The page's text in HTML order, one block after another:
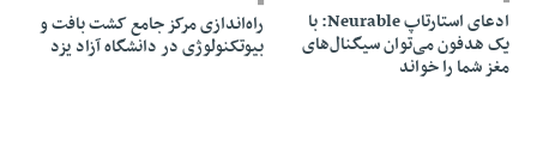
ادعای استارتاپ Neurable: با
یک هدفون می‌توان سیگنال‌های
مغز شما را خواند
راه‌اندازی مرکز جامع کشت بافت و
بیوتکنولوژی در دانشگاه آزاد یزد